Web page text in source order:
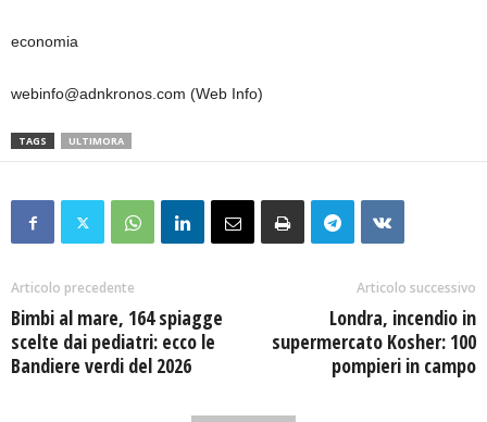
economia
webinfo@adnkronos.com (Web Info)
TAGS ULTIMORA
Articolo precedente
Bimbi al mare, 164 spiagge
scelte dai pediatri: ecco le
Bandiere verdi del 2026
Articolo successivo
Londra, incendio in
supermercato Kosher: 100
pompieri in campo